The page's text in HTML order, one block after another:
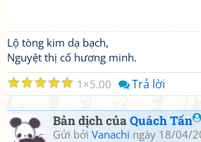
Lộ tòng kim dạ bạch,
Nguyệt thị cố hương minh.
☆
☆
☆
☆
☆ 1 5.00 Trả lời
Bản dịch củaQuách Tấn
Gửi bởi Vanachi ngày 18/04/